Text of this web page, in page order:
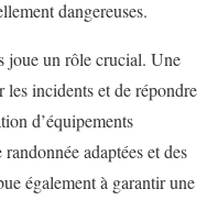
dangereuses.
joue un rôle crucial. Une
les incidents et de répondre
d’équipements
adaptées et des
également à garantir une